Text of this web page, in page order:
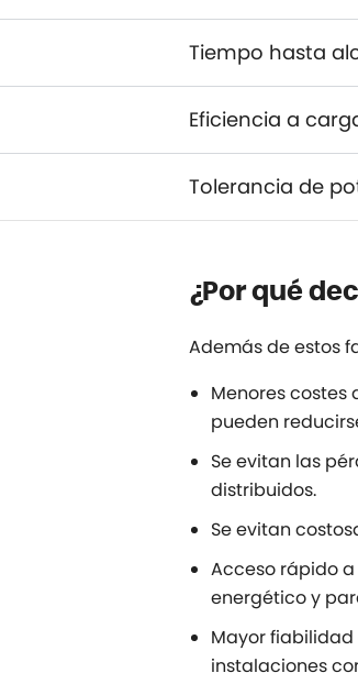
Tiempo hasta
Eficiencia a
Tolerancia de
¿Por qué
Además de estos
Menores costes
pueden
Se evitan las
distribuidos.
Se evitan
Acceso rápido
energético y
Mayor
instalaciones